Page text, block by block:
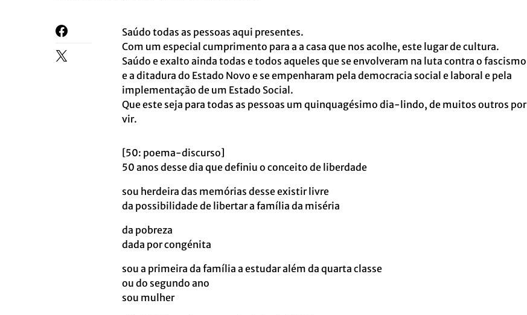
Saúdo todas as pessoas aqui presentes.
Com um especial cumprimento para a a casa que nos acolhe, este lugar de cultura.
Saúdo e exalto ainda todas e todos aqueles que se envolveram na luta contra o fascismo
e a ditadura do Estado Novo e se empenharam pela democracia social e laboral e pela
implementação de um Estado Social.
Que este seja para todas as pessoas um quinquagésimo dia-lindo, de muitos outros por
vir.
[50: poema-discurso]
50 anos desse dia que definiu o conceito de liberdade
sou herdeira das memórias desse existir livre
da possibilidade de libertar a família da miséria
da pobreza
dada por congénita
sou a primeira da família a estudar além da quarta classe
ou do segundo ano
sou mulher